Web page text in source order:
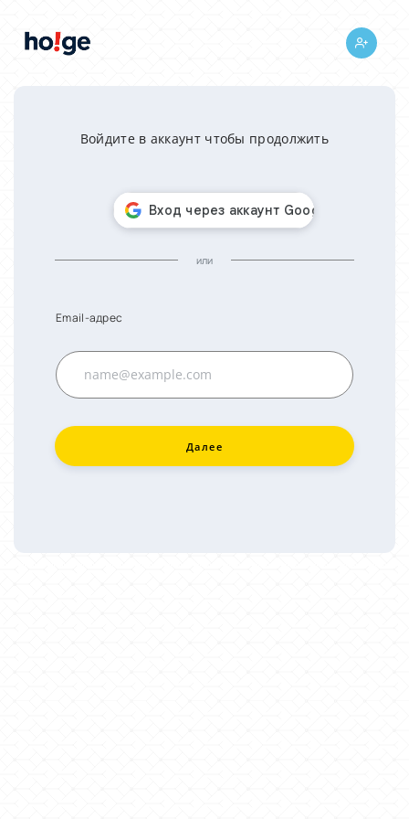
Войдите в аккаунт чтобы продолжить
или
Email-адрес
Далее